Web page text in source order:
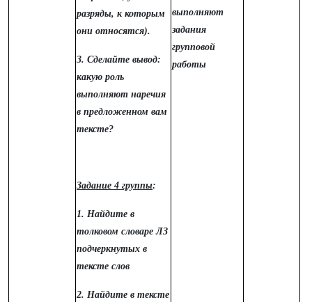
разряды, к которым
они относятся).
3. Сделайте вывод:
какую роль
выполняют наречия
в предложенном вам
тексте?
Задание 4 группы:
1. Найдите в
толковом словаре ЛЗ
подчеркнутых в
тексте слов
2. Найдите в тексте
выполняют
задания
групповой
работы